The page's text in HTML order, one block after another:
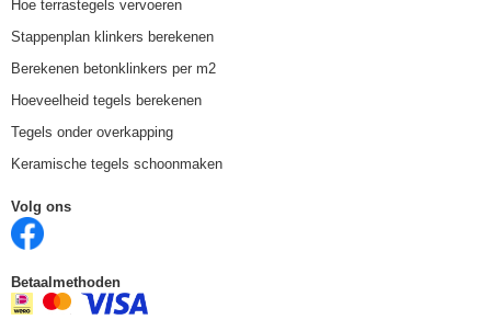
Hoe terrastegels vervoeren
Stappenplan klinkers berekenen
Berekenen betonklinkers per m2
Hoeveelheid tegels berekenen
Tegels onder overkapping
Keramische tegels schoonmaken
Volg ons
Betaalmethoden